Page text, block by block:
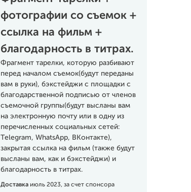
фотографии со съемок +
ссылка на фильм +
благодарность в титрах.
Фрагмент тарелки, которую разбивают
перед началом съемок(будут переданы
вам в руки), бэкстейджи с площадки с
благодарственной подписью от членов
съемочной группы(будут высланы вам
на электронную почту или в одну из
перечисленных социальных сетей:
Telegram, WhatsApp, ВКонтакте),
закрытая ссылка на фильм (также будут
высланы вам, как и бэкстейджи) и
благодарность в титрах.
Доставка июль 2023, за счет спонсора